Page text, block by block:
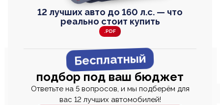
12 лучших авто до 160 л.с. — что
реально стоит купить
.PDF
Бесплатный
подбор под ваш бюджет
Ответьте на 5 вопросов, и мы подберём для
вас 12 лучших автомобилей!